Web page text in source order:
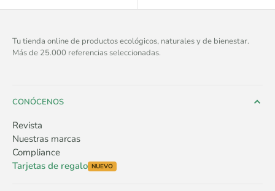
Tu tienda online de productos ecológicos, naturales y de bienestar.
Más de 25.000 referencias seleccionadas.
CONÓCENOS
Revista
Nuestras marcas
Compliance
Tarjetas de regalo NUEVO